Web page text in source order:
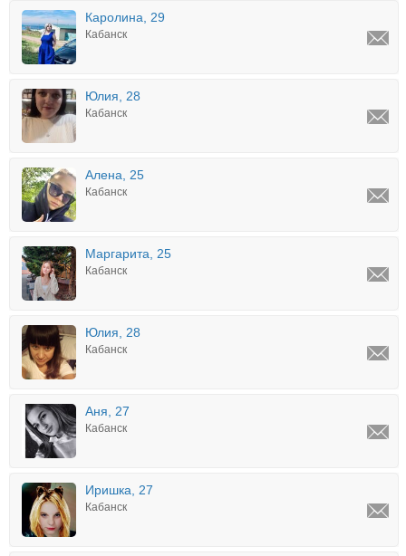
Каролина, 29
Кабанск
Юлия, 28
Кабанск
Алена, 25
Кабанск
Маргарита, 25
Кабанск
Юлия, 28
Кабанск
Аня, 27
Кабанск
Иришка, 27
Кабанск